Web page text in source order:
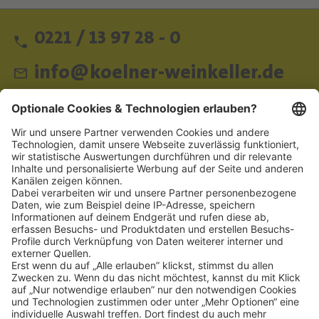
0221 / 13 97 28 - 0
info@koelner-weinkeller.de
Schnellzugriff
ZAHLUNGSMETHODEN
SOCIAL
NEWSLETTER
BESUCHEN SIE UNS